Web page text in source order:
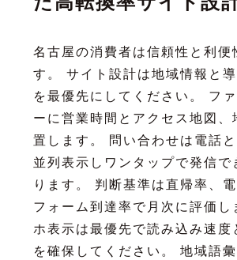
名古屋の消費者は信頼性と利便
す。 サイト設計は地域情報と
を最優先にしてください。 ファ
ーに営業時間とアクセス地図、
置します。 問い合わせは電話
並列表示しワンタップで発信で
ります。 判断基準は直帰率、電
フォーム到達率で月次に評価し
ホ表示は最優先で読み込み速度
を確保してください。 地域語